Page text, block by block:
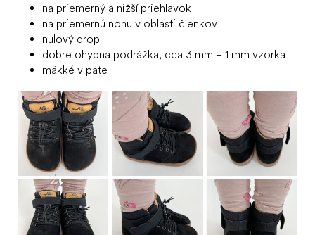
na priemerný a nižší priehlavok
na priemernú nohu v oblasti členkov
nulový drop
dobre ohybná podrážka, cca 3 mm + 1 mm vzorka
mäkké v päte